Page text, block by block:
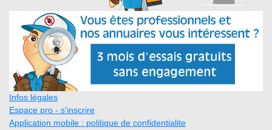
Infos légales
Espace pro - s'inscrire
Application mobile : politique de confidentialite